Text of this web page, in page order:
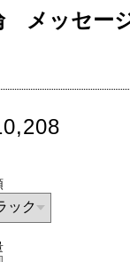
メッセー